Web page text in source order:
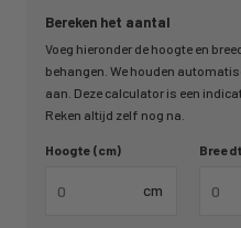
Bereken het aantal
Voeg hieronder de hoogte en
behangen. We houden
aan. Deze calculator is een
Reken altijd zelf nog na.
Hoogte (cm)
cm